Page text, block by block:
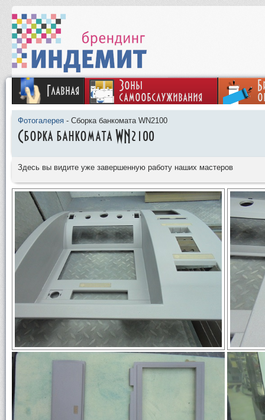
Главная Зоны
самообслуживания
Фотогалерея - Cборка банкомата WN2100
Cборка банкомата WN2100
Здесь вы видите уже завершенную работу наших мастеров